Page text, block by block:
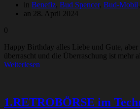
in Benefiz, Bud Spencer, Bud-Mobil,
an 28. April 2024
0
Happy Birthday alles Liebe und Gute,
überrascht und die Überraschung ist mehr
Weiterlesen
1.RETROBÖRSE im